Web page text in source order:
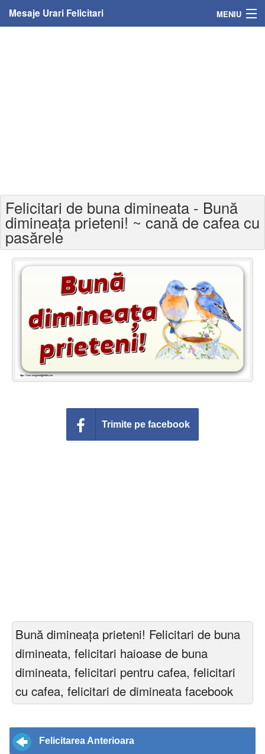
Mesaje Urari Felicitari MENIU
Felicitari varsta
Felicitari zilele anului
Felicitari zile saptamana
Felicitari muzicale
Felicitari muzicale personalizate
Felicitari animate
Invitatii personalizate
Felicitari de buna dimineata - Bună
dimineața prieteni! ~ cană de cafea cu
pasărele
Trimite pe facebook
Bună dimineața prieteni! Felicitari de buna
dimineata, felicitari haioase de buna
dimineata, felicitari pentru cafea, felicitari
cu cafea, felicitari de dimineata facebook
Felicitarea Anterioara